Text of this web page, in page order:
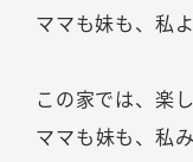
ママも妹も、私
この家では、楽
ママも妹も、私